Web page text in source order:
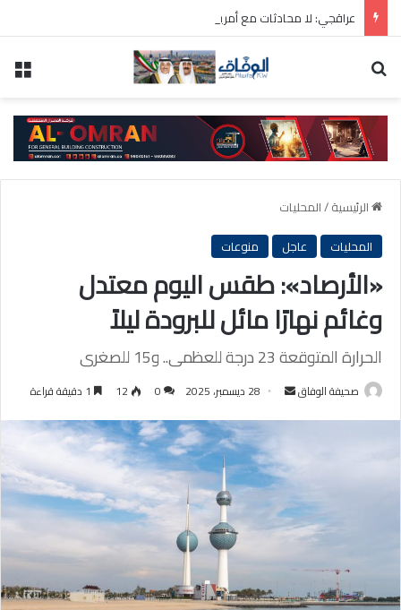
عراقجي: لا محادثات مع أمريكا ما دامت تنتهك الاتفاق المؤقت
الرئيسية/المحليات
المحليات
عاجل منوعات
«الأرصاد»: طقس اليوم معتدل
وغائم نهارًا مائل للبرودة ليلاً
الحرارة المتوقعة 23 درجة للعظمى.. و15 للصغرى
صحيفة الوفاق
أرسل 28 ديسمبر، 2025 0
12